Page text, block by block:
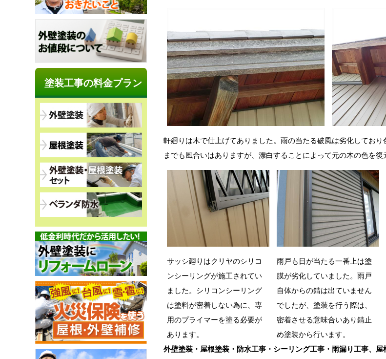
軒廻りは木で仕上げてありました。雨の当たる破風は劣化しており
までも風合いはありますが、漂白することによって元の木の色を復
サッシ廻りはクリヤのシリコ
ンシーリングが施工されてい
ました。シリコンシーリング
は塗料が密着しない為に、専
用のプライマーを塗る必要が
あります。
雨戸も日が当たる一番上は塗
膜が劣化していました。雨戸
自体からの錆は出ていません
でしたが、塗装を行う際は、
密着させる意味合いあり錆止
め塗装から行います。
外壁塗装・屋根塗装・防水工事・シーリング工事・雨漏り工事、屋
塗装工事の料金プラン